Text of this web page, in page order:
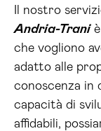
Il nostro
Andria-Traniè
che vogliono
adatto alle
conoscenza in
capacità di
affidabili,